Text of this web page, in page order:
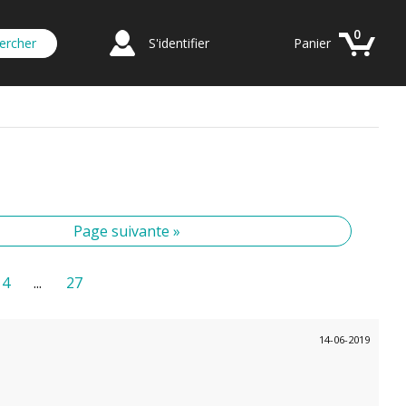
S'identifier
0
Panier
Page suivante »
... 27
14-06-2019